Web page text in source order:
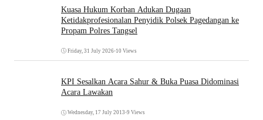
Kuasa Hukum Korban Adukan Dugaan
Ketidakprofesionalan Penyidik Polsek Pagedangan ke
Propam Polres Tangsel
Friday, 31 July 2026•10 Views
KPI Sesalkan Acara Sahur & Buka Puasa Didominasi
Acara Lawakan
Wednesday, 17 July 2013 •9 Views